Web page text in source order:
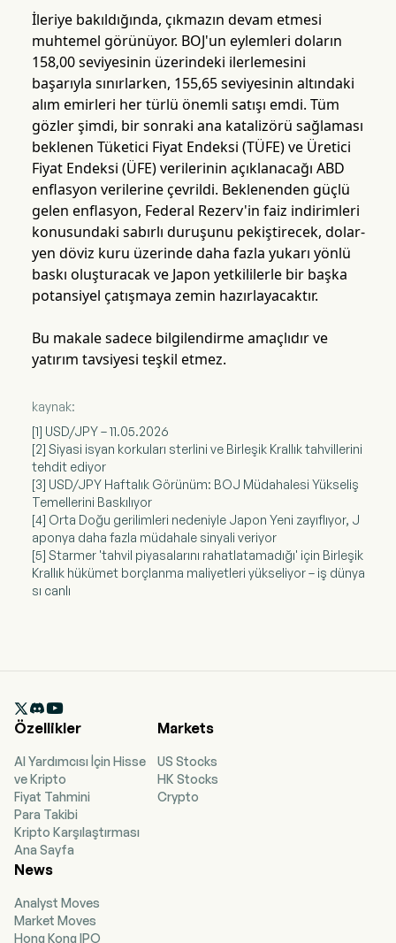
İleriye bakıldığında, çıkmazın devam etmesi
muhtemel görünüyor. BOJ'un eylemleri doların
158,00 seviyesinin üzerindeki ilerlemesini
başarıyla sınırlarken, 155,65 seviyesinin altındaki
alım emirleri her türlü önemli satışı emdi. Tüm
gözler şimdi, bir sonraki ana katalizörü sağlaması
beklenen Tüketici Fiyat Endeksi (TÜFE) ve Üretici
Fiyat Endeksi (ÜFE) verilerinin açıklanacağı ABD
enflasyon verilerine çevrildi. Beklenenden güçlü
gelen enflasyon, Federal Rezerv'in faiz indirimleri
konusundaki sabırlı duruşunu pekiştirecek, dolar-
yen döviz kuru üzerinde daha fazla yukarı yönlü
baskı oluşturacak ve Japon yetkililerle bir başka
potansiyel çatışmaya zemin hazırlayacaktır.
Bu makale sadece bilgilendirme amaçlıdır ve
yatırım tavsiyesi teşkil etmez.
kaynak:
[1] USD/JPY – 11.05.2026
[2] Siyasi isyan korkuları sterlini ve Birleşik Krallık tahvillerini
tehdit ediyor
[3] USD/JPY Haftalık Görünüm: BOJ Müdahalesi Yükseliş
Temellerini Baskılıyor
[4] Orta Doğu gerilimleri nedeniyle Japon Yeni zayıflıyor, J
aponya daha fazla müdahale sinyali veriyor
[5] Starmer 'tahvil piyasalarını rahatlatamadığı' için Birleşik
Krallık hükümet borçlanma maliyetleri yükseliyor – iş dünya
sı canlı

Özellikler
AI Yardımcısı İçin Hisse
ve Kripto
Fiyat Tahmini
Para Takibi
Kripto Karşılaştırması
Ana Sayfa
Markets
US Stocks
HK Stocks
Crypto
News
Analyst Moves
Market Moves
Hong Kong IPO